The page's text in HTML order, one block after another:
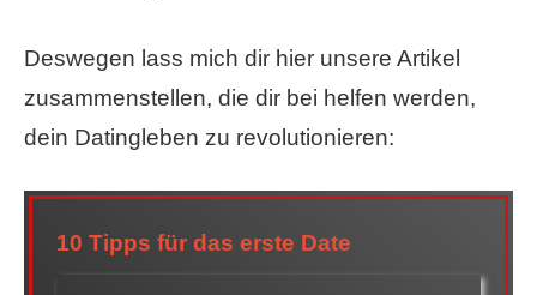
Deswegen lass mich dir hier unsere Artikel
zusammenstellen, die dir bei helfen werden,
dein Datingleben zu revolutionieren:
10 Tipps für das erste Date